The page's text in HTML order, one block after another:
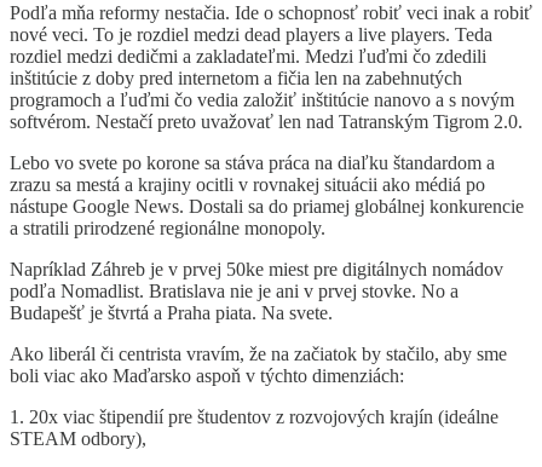
Podľa mňa reformy nestačia. Ide o schopnosť robiť veci inak a robiť
nové veci. To je rozdiel medzi dead players a live players. Teda
rozdiel medzi dedičmi a zakladateľmi. Medzi ľuďmi čo zdedili
inštitúcie z doby pred internetom a fičia len na zabehnutých
programoch a ľuďmi čo vedia založiť inštitúcie nanovo a s novým
softvérom. Nestačí preto uvažovať len nad Tatranským Tigrom 2.0.
Lebo vo svete po korone sa stáva práca na diaľku štandardom a
zrazu sa mestá a krajiny ocitli v rovnakej situácii ako médiá po
nástupe Google News. Dostali sa do priamej globálnej konkurencie
a stratili prirodzené regionálne monopoly.
Napríklad Záhreb je v prvej 50ke miest pre digitálnych nomádov
podľa Nomadlist. Bratislava nie je ani v prvej stovke. No a
Budapešť je štvrtá a Praha piata. Na svete.
Ako liberál či centrista vravím, že na začiatok by stačilo, aby sme
boli viac ako Maďarsko aspoň v týchto dimenziách:
1. 20x viac štipendií pre študentov z rozvojových krajín (ideálne
STEAM odbory),